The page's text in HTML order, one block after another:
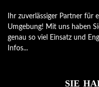
Ihr zuverlässiger Partner für
Umgebung! Mit uns haben
genau so viel Einsatz und
Infos...
SIE